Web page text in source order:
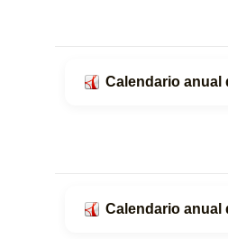
Calendario anual
Calendario anual